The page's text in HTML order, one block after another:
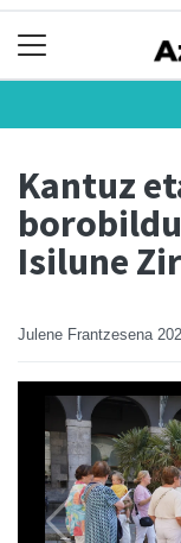
Kantuz
Isilune
Julene Frantzesena